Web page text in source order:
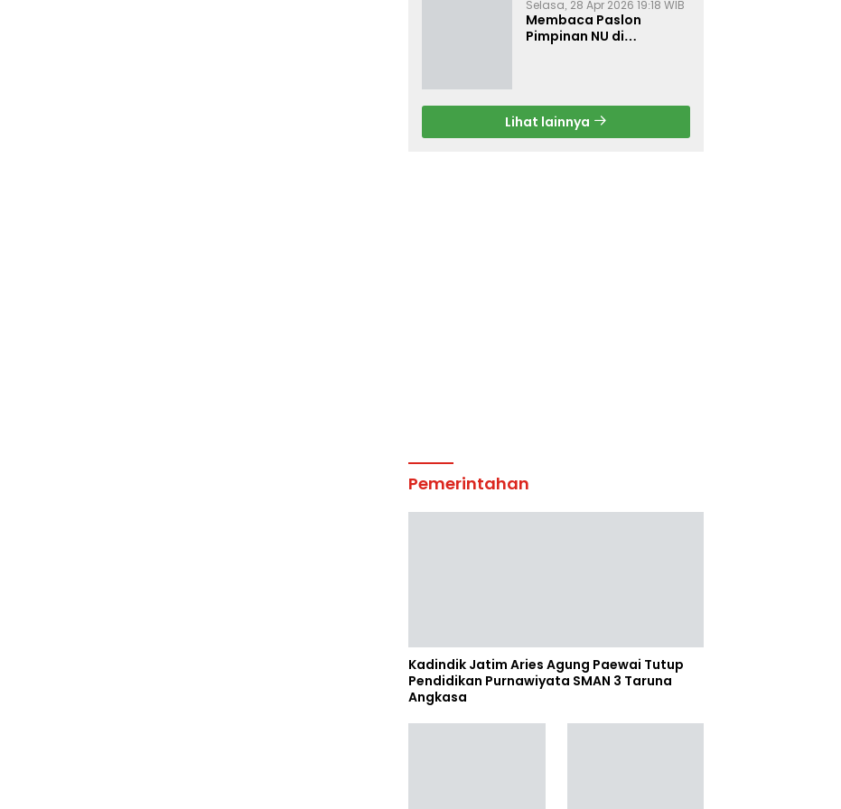
Selasa, 28 Apr 2026 19:18 WIB
Membaca Paslon
Pimpinan NU di
Lihat lainnya
Pemerintahan
Kadindik Jatim Aries Agung Paewai Tutup
Pendidikan Purnawiyata SMAN 3 Taruna
Angkasa